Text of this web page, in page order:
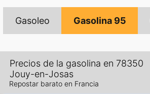
Gasoleo Gasolina 95
Precios de la gasolina en 78350
Jouy-en-Josas
Repostar barato en Francia